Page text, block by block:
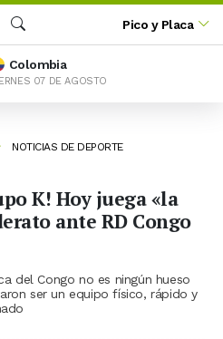
Buscar
Pico y Placa
Colombia
07 DE AGOSTO
NOTICIAS DE DEPORTE
K! Hoy juega «la
ante RD Congo
del Congo no es ningún hueso
ser un equipo físico, rápido y